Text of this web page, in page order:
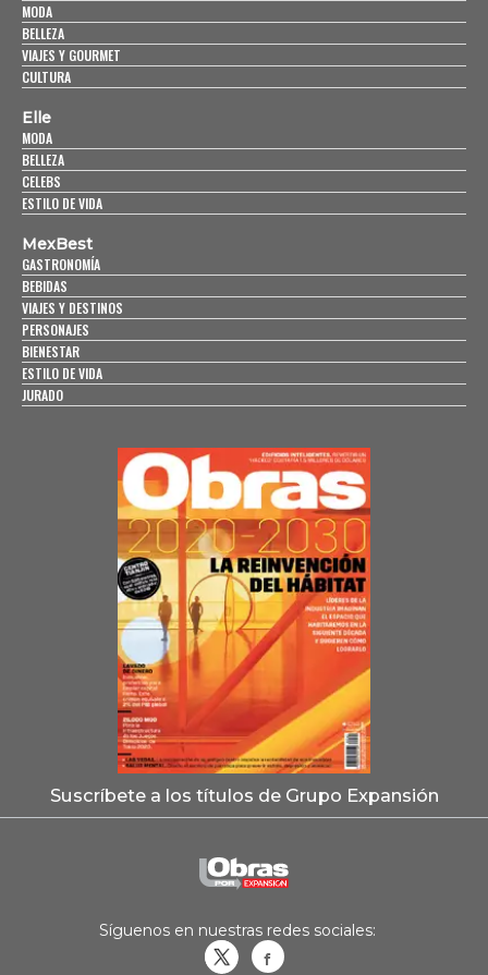
MODA
BELLEZA
VIAJES Y GOURMET
CULTURA
Elle
MODA
BELLEZA
CELEBS
ESTILO DE VIDA
MexBest
GASTRONOMÍA
BEBIDAS
VIAJES Y DESTINOS
PERSONAJES
BIENESTAR
ESTILO DE VIDA
JURADO
Suscríbete a los títulos de Grupo Expansión
Síguenos en nuestras redes sociales: